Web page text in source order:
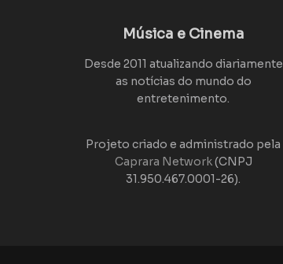
Música e Cinema
Desde 2011 atualizando diariamente
as notícias do mundo do
entretenimento.
Projeto criado e administrado pela
Caprara Network(CNPJ
31.950.467.0001-26).